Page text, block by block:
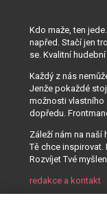
Kdo maže, ten
napřed. Stačí jen
se. Kvalitní
Každý z nás
Jenže pokaždé
možnosti vlastního
dopředu.
Záleží nám na
Tě chce inspirovat.
Rozvíjet Tvé
redakce a kontakt